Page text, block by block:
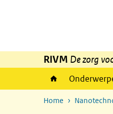
RIVM De zorg
Home